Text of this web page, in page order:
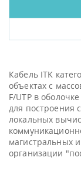
Кабель ITK
объектах с
F/UTP в
для построения
локальных
магистральных
организации